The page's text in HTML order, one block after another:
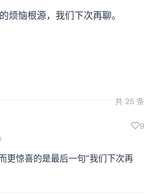
烦恼根源，我们下次再聊。
共 25 条
9
更惊喜的是最后一句“我们下次再